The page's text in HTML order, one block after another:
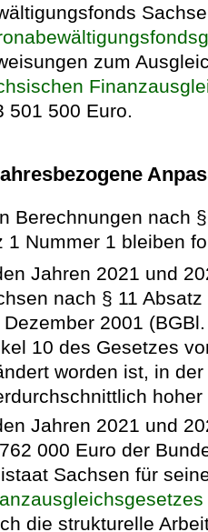
zum
501 500 Euro.
Berechnungen nach
1 Nummer 1 bleiben
Jahren 2021 und
nach § 11
Dezember 2001
10 des Gesetzes
worden ist, in
Jahren 2021 und
000 Euro der
Sachsen für
die strukturelle